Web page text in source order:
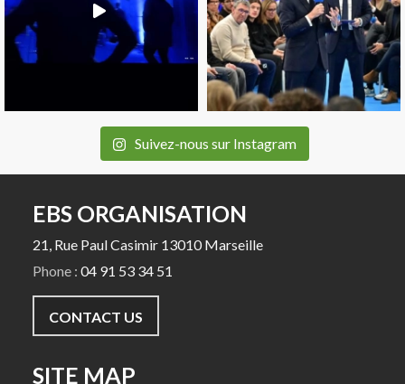
Suivez-nous sur Instagram
EBS ORGANISATION
21, Rue Paul Casimir 13010 Marseille
Phone : 04 91 53 34 51
CONTACT US
SITE MAP